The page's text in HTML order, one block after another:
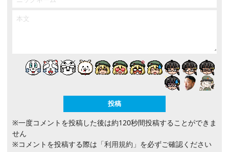
※一度コメントを投稿した後は約120秒間投稿することができま
せん
※コメントを投稿する際は 「利用規約」 を必ずご確認ください